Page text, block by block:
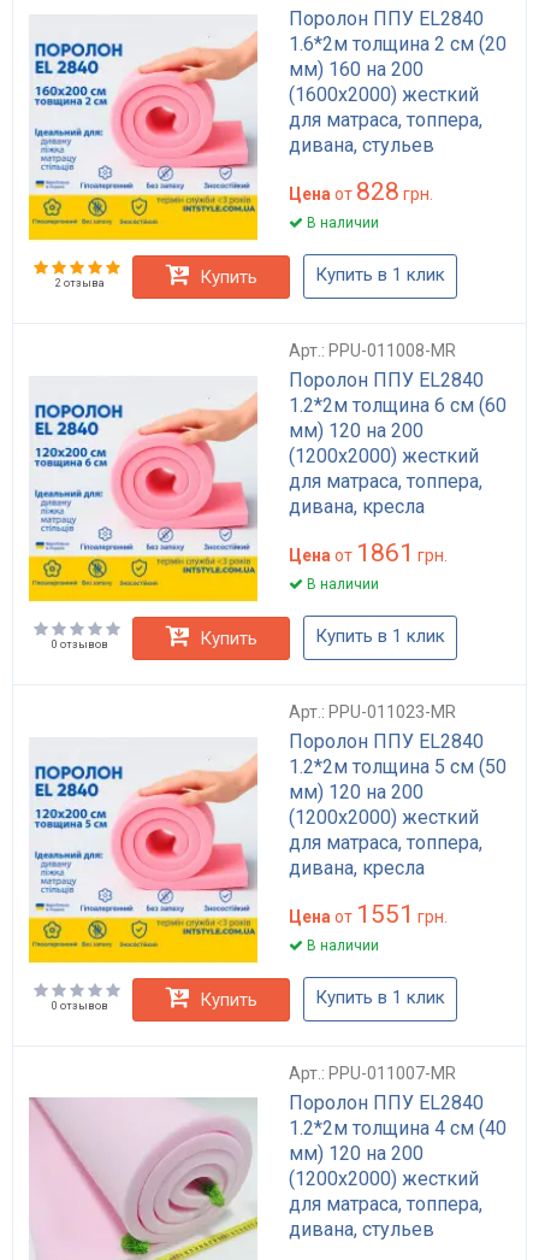
Поролон ППУ EL2840
1.6*2м толщина 2 см (20
мм) 160 на 200
(1600х2000) жесткий
для матраса, топпера,
дивана, стульев
Цена от 828 грн.
В наличии
2 отзыва Купить Купить в 1 клик
Арт.: PPU-011008-MR
Поролон ППУ EL2840
1.2*2м толщина 6 см (60
мм) 120 на 200
(1200х2000) жесткий
для матраса, топпера,
дивана, кресла
Цена от 1861 грн.
В наличии
0 отзывов Купить Купить в 1 клик
Арт.: PPU-011023-MR
Поролон ППУ EL2840
1.2*2м толщина 5 см (50
мм) 120 на 200
(1200х2000) жесткий
для матраса, топпера,
дивана, кресла
Цена от 1551 грн.
В наличии
0 отзывов Купить Купить в 1 клик
Арт.: PPU-011007-MR
Поролон ППУ EL2840
1.2*2м толщина 4 см (40
мм) 120 на 200
(1200х2000) жесткий
для матраса, топпера,
дивана, стульев